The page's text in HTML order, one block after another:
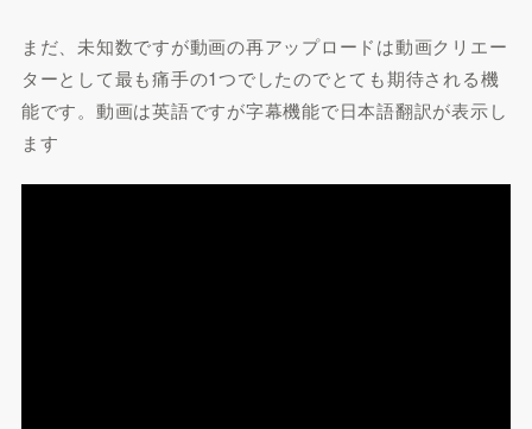
まだ、未知数ですが動画の再アップロードは動画クリエー
ターとして最も痛手の1つでしたのでとても期待される機
能です。動画は英語ですが字幕機能で日本語翻訳が表示し
ます